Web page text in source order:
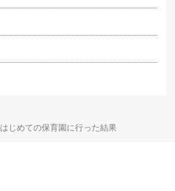
はじめての保育園に行った結果